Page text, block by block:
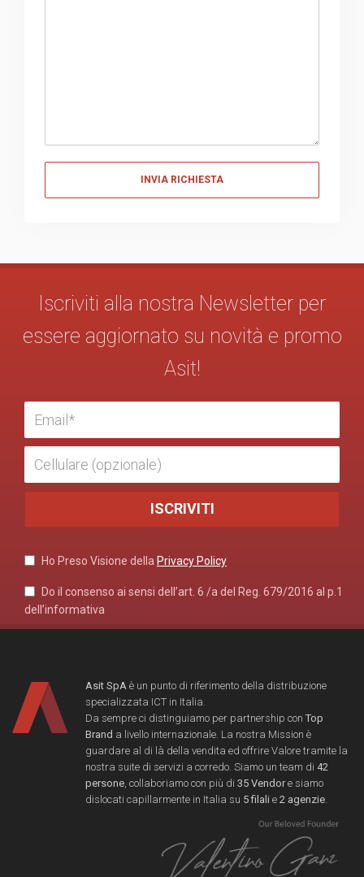
Iscriviti alla nostra Newsletter per
essere aggiornato su novità e promo
Asit!
Ho Preso Visione della Privacy Policy
Do il consenso ai sensi dell’art. 6 /a del Reg. 679/2016 al p.1
dell’informativa
Asit SpA è un punto di riferimento della distribuzione
specializzata ICT in Italia.
Da sempre ci distinguiamo per partnership con Top
Brand a livello internazionale. La nostra Mission è
guardare al di là della vendita ed offrire Valore tramite la
nostra suite di servizi a corredo. Siamo un team di 42
persone , collaboriamo con più di 35 Vendore siamo
dislocati capillarmente in Italia su 5 filali e 2 agenzie